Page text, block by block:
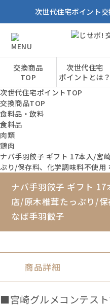
次世代住宅ポイント
交換商品
TOP
次世代住宅
ポイントとは？
次世代住宅ポイントTOP
交換商品TOP
食料品・飲料
食料品
肉類
鶏肉
ナバ手羽餃子 ギフト 17本入/宮
ぷり/保存料、化学調味料不使用
ナバ手羽餃子 ギフト
店/原木椎茸たっぷり/
なば手羽餃子
商品詳細
■宮崎グルメコンテス